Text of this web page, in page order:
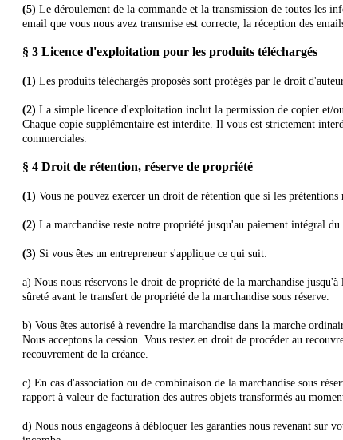
(5) Le déroulement de la commande et la transmission de toutes les
email que vous nous avez transmise est correcte, la réception des
§ 3 Licence d'exploitation pour les produits téléchargés
(1) Les produits téléchargés proposés sont protégés par le droit
(2) La simple licence d'exploitation inclut la permission de copier et/
Chaque copie supplémentaire est interdite. Il vous est strictement
commerciales.
§ 4 Droit de rétention, réserve de propriété
(1) Vous ne pouvez exercer un droit de rétention que si les
(2) La marchandise reste notre propriété jusqu'au paiement intégral du
(3) Si vous êtes un entrepreneur s'applique ce qui suit:
a) Nous nous réservons le droit de propriété de la marchandise
sûreté avant le transfert de propriété de la marchandise sous réserve.
b) Vous êtes autorisé à revendre la marchandise dans la marche
Nous acceptons la cession. Vous restez en droit de procéder au
recouvrement de la créance.
c) En cas d'association ou de combinaison de la marchandise sous
rapport à valeur de facturation des autres objets transformés au
d) Nous nous engageons à débloquer les garanties nous revenant sur